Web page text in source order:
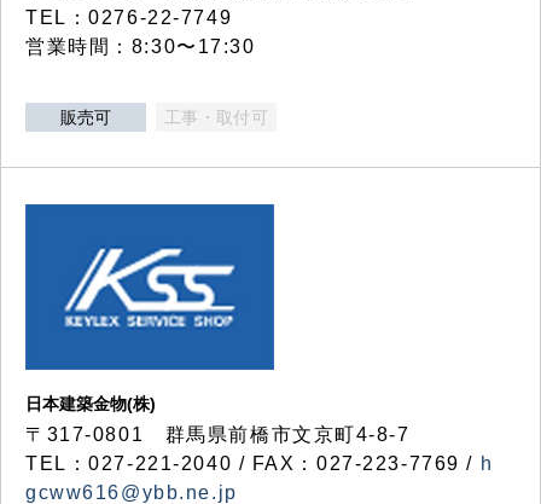
TEL：0276-22-7749
営業時間：8:30〜17:30
販売可 工事・取付可
日本建築金物(株)
〒317‐0801 群馬県前橋市文京町4-8-7
TEL：027-221-2040 / FAX：027-223-7769 / h
gcww616@ybb.ne.jp